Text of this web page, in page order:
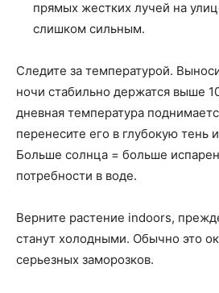
прямых жестких лучей на
слишком сильным.
Следите за температурой.
ночи стабильно держатся выше
дневная температура
перенесите его в глубокую тень
Больше солнца = больше
потребности в воде.
Верните растение indoors,
станут холодными. Обычно это
серьезных заморозков.